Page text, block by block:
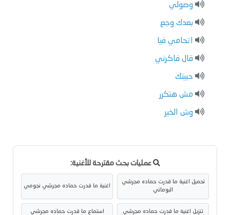
وصولي
بعدك وجع
اتحامي فيا
قال فاكرني
حبيتك
مش هتكرر
وش الخير
عمليات بحث مقترحة للأغنية:
تحميل اغنية ما قدرت حماده مجرشي
البوماتي
اغنية ما قدرت حماده مجرشي نجومي
تنزيل اغنية ما قدرت حماده مجرشي
استماع ما قدرت حماده مجرشي